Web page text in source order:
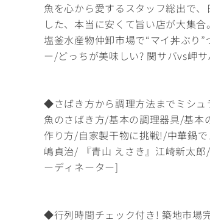
魚を心から愛するスタッフ総出で
した、本当に安くて旨い店が大集合。
塩釜水産物仲卸市場で“マイ丼ぶり
ー/どっちが美味しい? 関サバvs岬サ
◆さばき方から調理方法までミシュ
魚のさばき方/基本の調理器具/基
作り方/自家製干物に挑戦!/中華鍋
嶋貞治/ 『青山 えさき』江崎新太
ーディネーター]
◆行列時間チェック付き! 築地市場